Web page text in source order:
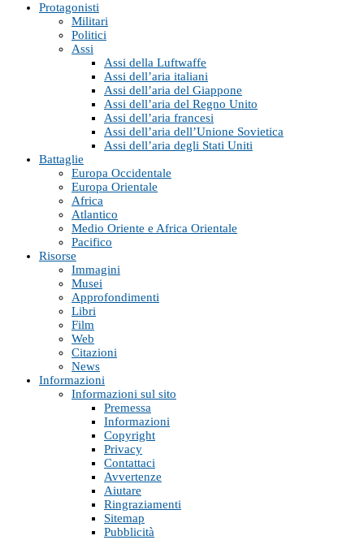
Protagonisti
Militari
Politici
Assi
Assi della Luftwaffe
Assi dell’aria italiani
Assi dell’aria del Giappone
Assi dell’aria del Regno Unito
Assi dell’aria francesi
Assi dell’aria dell’Unione Sovietica
Assi dell’aria degli Stati Uniti
Battaglie
Europa Occidentale
Europa Orientale
Africa
Atlantico
Medio Oriente e Africa Orientale
Pacifico
Risorse
Immagini
Musei
Approfondimenti
Libri
Film
Web
Citazioni
News
Informazioni
Informazioni sul sito
Premessa
Informazioni
Copyright
Privacy
Contattaci
Avvertenze
Aiutare
Ringraziamenti
Sitemap
Pubblicità